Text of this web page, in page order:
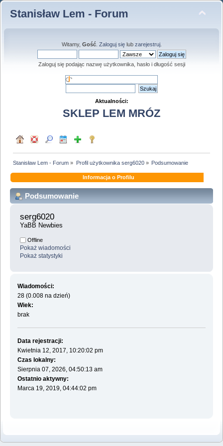
Stanisław Lem - Forum
Witamy, Gość. Zaloguj sięlub zarejestruj.
Zaloguj się podając nazwę użytkownika, hasło i długość sesji
Aktualności:
SKLEP LEM MRÓZ
Stanisław Lem - Forum » Profil użytkownika serg6020» Podsumowanie
Informacja o Profilu
Podsumowanie
serg6020
YaBB Newbies
Offline
Pokaż wiadomości
Pokaż statystyki
Wiadomości:
28 (0.008 na dzień)
Wiek:
brak
Data rejestracji:
Kwietnia 12, 2017, 10:20:02 pm
Czas lokalny:
Sierpnia 07, 2026, 04:50:13 am
Ostatnio aktywny:
Marca 19, 2019, 04:44:02 pm